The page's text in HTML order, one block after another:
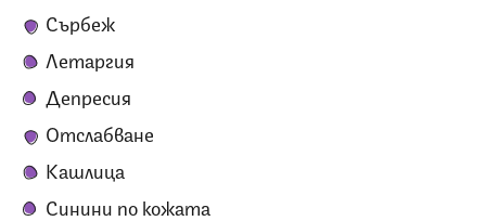
Сърбеж
Летаргия
Депресия
Отслабване
Кашлица
Синини по кожата